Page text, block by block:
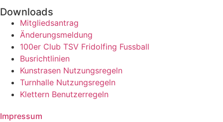
Downloads
Mitgliedsantrag
Änderungsmeldung
100er Club TSV Fridolfing Fussball
Busrichtlinien
Kunstrasen Nutzungsregeln
Turnhalle Nutzungsregeln
Klettern Benutzerregeln
Impressum